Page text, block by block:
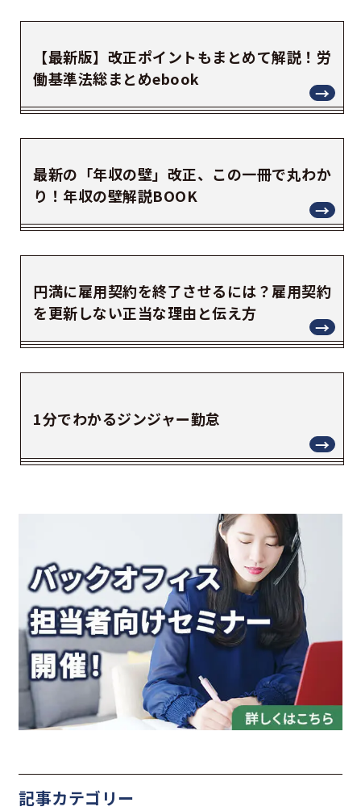
【最新版】改正ポイントもまとめて解説！労
働基準法総まとめebook
最新の「年収の壁」改正、この一冊で丸わか
り！年収の壁解説BOOK
円満に雇用契約を終了させるには？雇用契約
を更新しない正当な理由と伝え方
1分でわかるジンジャー勤怠
記事カテゴリー